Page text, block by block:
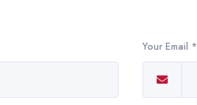
Your Email *